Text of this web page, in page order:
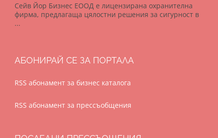
Сейв Йор Бизнес ЕООД е лицензирана охранителна
фирма, предлагаща цялостни решения за сигурност в
...
АБОНИРАЙ СЕ ЗА ПОРТАЛА
RSS абонамент за бизнес каталога
RSS абонамент за прессъобщения